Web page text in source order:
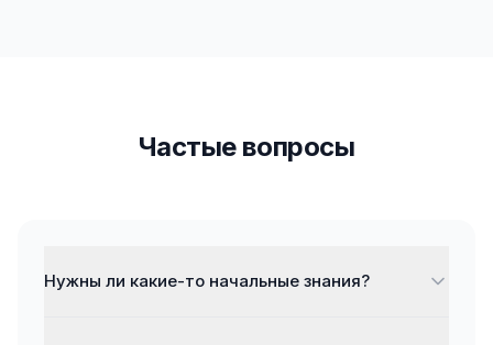
Частые вопросы
Нужны ли какие-то начальные знания?